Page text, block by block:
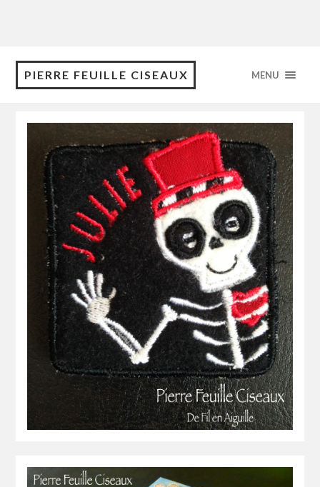
PIERRE FEUILLE CISEAUX MENU
octobre 2015